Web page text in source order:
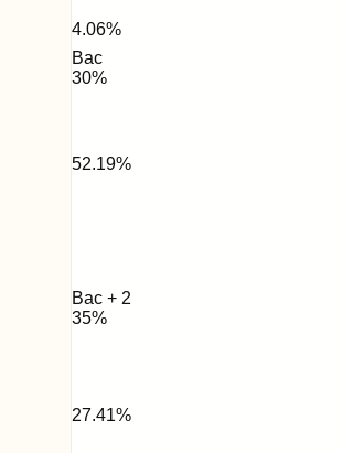
4.06%
Bac
30%
52.19%
Bac + 2
35%
27.41%